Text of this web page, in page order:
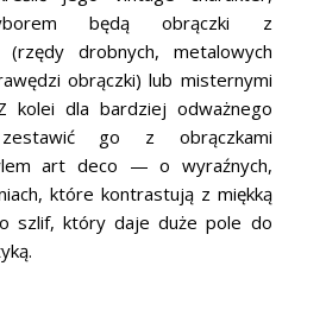
będą obrączki z
(rzędy drobnych, metalowych
obrączki) lub misternymi
kolei dla bardziej odważnego
go z obrączkami
art deco — o wyraźnych,
które kontrastują z miękką
szlif, który daje duże pole do